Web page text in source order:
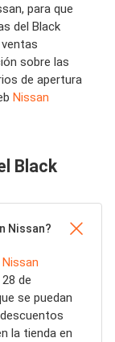
para que
del Black
sobre las
de apertura
Nissan
Black
Nissan?
Nissan
de
se puedan
la tienda en